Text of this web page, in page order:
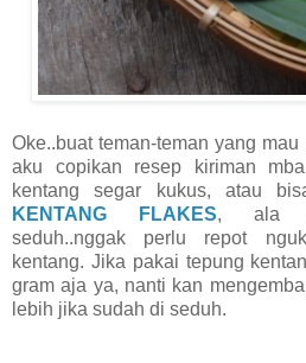
Oke..buat teman-teman yang
aku copikan resep kiriman
kentang segar kukus, atau
KENTANG FLAKES, ala
seduh..nggak perlu repot
kentang. Jika pakai tepung
gram aja ya, nanti kan
lebih jika sudah di seduh.